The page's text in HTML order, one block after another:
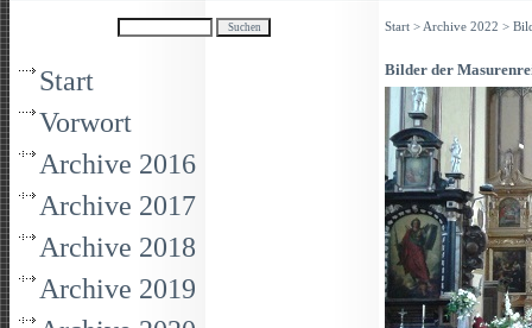
Start
Vorwort
Archive 2016
Archive 2017
Archive 2018
Archive 2019
Start > Archive 2022 >
Bilder der